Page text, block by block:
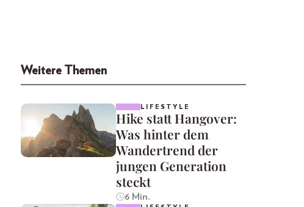
Weitere Themen
LIFESTYLE
Hike statt Hangover:
Was hinter dem
Wandertrend der
jungen Generation
steckt
6 Min.